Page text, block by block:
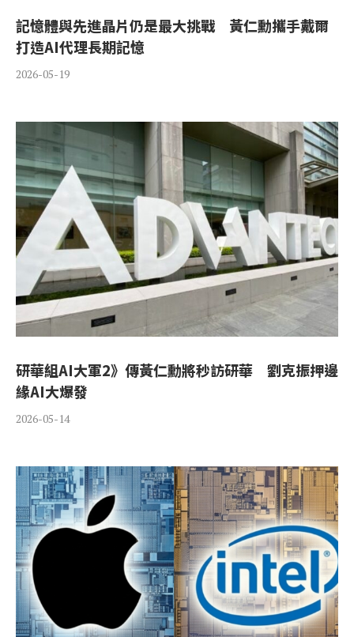
記憶體與先進晶片仍是最大挑戰 黃仁勳攜手戴爾
打造AI代理長期記憶
2026-05-19
研華組AI大軍2》傳黃仁勳將秒訪研華 劉克振押邊
緣AI大爆發
2026-05-14